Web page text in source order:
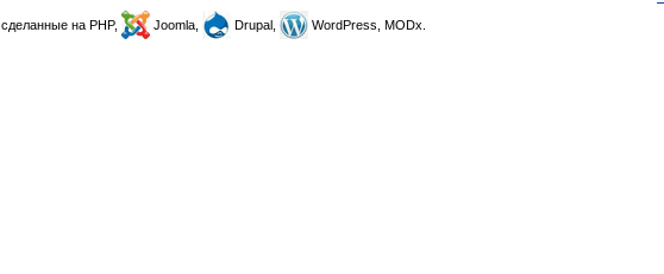
, сделанные на PHP, Joomla, Drupal, WordPress, MODx.